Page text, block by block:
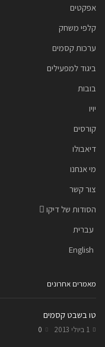
אפקטים
קלפי משחק
ערכות קסמים
ביגוד למפעילים
בובות
יויו
קורסים
דיאבולו
מי אנחנו
צור קשר
הסודות של דיקו
עברית
English
מאמרים אחרונים
טו בשבט קסמים
1 ביולי 2013 0